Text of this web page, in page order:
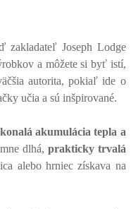
zakladateľ Joseph Lodge
a môžete si byť istí,
autorita, pokiaľ ide o
učia a sú inšpirované.
akumulácia tepla a
dlhá, prakticky trvalá
alebo hrniec získava na